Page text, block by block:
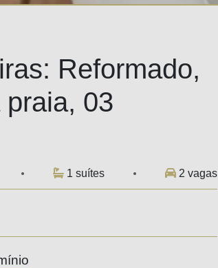
Reformado,
03
1 suítes 2 vagas